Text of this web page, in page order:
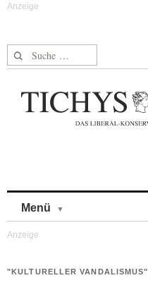
Suche nach:
Menü
"KULTURELLER VANDALISMUS"